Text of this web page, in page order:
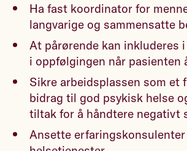
Ha fast koordinator for
langvarige og sammensatte
At pårørende kan inkluderes
i oppfølgingen når pasienten
Sikre arbeidsplassen som et
bidrag til god psykisk helse
tiltak for å håndtere negativt
Ansette